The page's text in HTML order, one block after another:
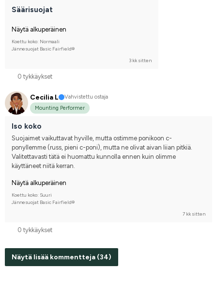
Säärisuojat
Näytä alkuperäinen
Koettu koko: Normaali
Jännesuojat Basic Fairfield®
3 kk sitten
0 tykkäykset
Cecilia L
Vahvistettu ostaja
Mounting Performer
Iso koko
Suojaimet vaikuttavat hyville, mutta ostimme ponikoon c-
ponyllemme (russ, pieni c-poni), mutta ne olivat aivan liian pitkiä.
Valitettavasti tätä ei huomattu kunnolla ennen kuin olimme
käyttäneet niitä kerran.
Näytä alkuperäinen
Koettu koko: Suuri
Jännesuojat Basic Fairfield®
7 kk sitten
0 tykkäykset
Näytä lisää kommentteja (34)